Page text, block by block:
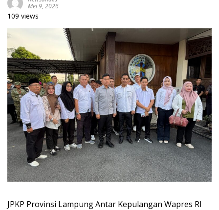
Mei 9, 2026
109 views
JPKP Provinsi Lampung Antar Kepulangan Wapres RI